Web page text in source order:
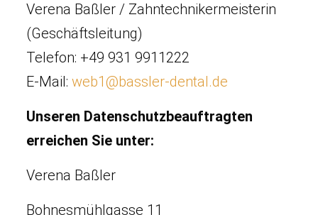
Verena Baßler / Zahntechnikermeisterin
(Geschäftsleitung)
Telefon: +49 931 9911222
E-Mail: web1@bassler-dental.de
Unseren Datenschutzbeauftragten
erreichen Sie unter:
Verena Baßler
Bohnesmühlgasse 11